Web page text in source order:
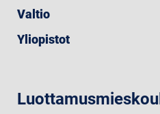
Valtio
Yliopistot